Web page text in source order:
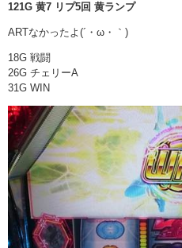
121G 黄7 リプ5回 黄ランプ
ARTなかったよ(´・ω・｀)
18G 戦闘
26G チェリーA
31G WIN